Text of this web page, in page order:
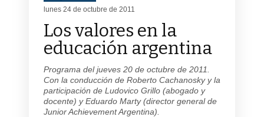
lunes 24 de octubre de 2011
Los valores en la
educación argentina
Programa del jueves 20 de octubre de 2011.
Con la conducción de Roberto Cachanosky y la
participación de Ludovico Grillo (abogado y
docente) y Eduardo Marty (director general de
Junior Achievement Argentina).